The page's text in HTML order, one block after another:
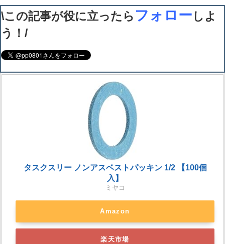
\この記事が役に立ったら フォロー しよ
う！/
タスクスリー ノンアスベストパッキン 1/2 【100個
入】
ミヤコ
Amazon
楽天市場